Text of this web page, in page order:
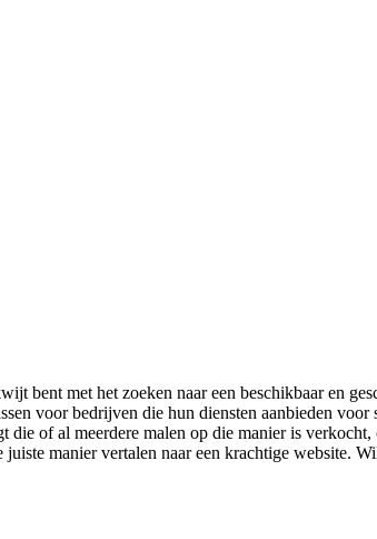
bent met het zoeken naar een beschikbaar en
voor bedrijven die hun diensten aanbieden
of al meerdere malen op die manier is verkocht,
manier vertalen naar een krachtige website.